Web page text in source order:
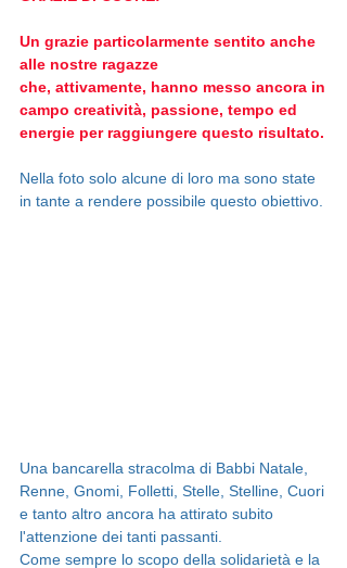
Un grazie particolarmente sentito anche
alle nostre ragazze
che, attivamente, hanno messo ancora in
campo creatività, passione, tempo ed
energie per raggiungere questo risultato.
Nella foto solo alcune di loro ma sono state
in tante a rendere possibile questo obiettivo.
Una bancarella stracolma di Babbi Natale,
Renne, Gnomi, Folletti, Stelle, Stelline, Cuori
e tanto altro ancora ha attirato subito
l'attenzione dei tanti passanti.
Come sempre lo scopo della solidarietà e la